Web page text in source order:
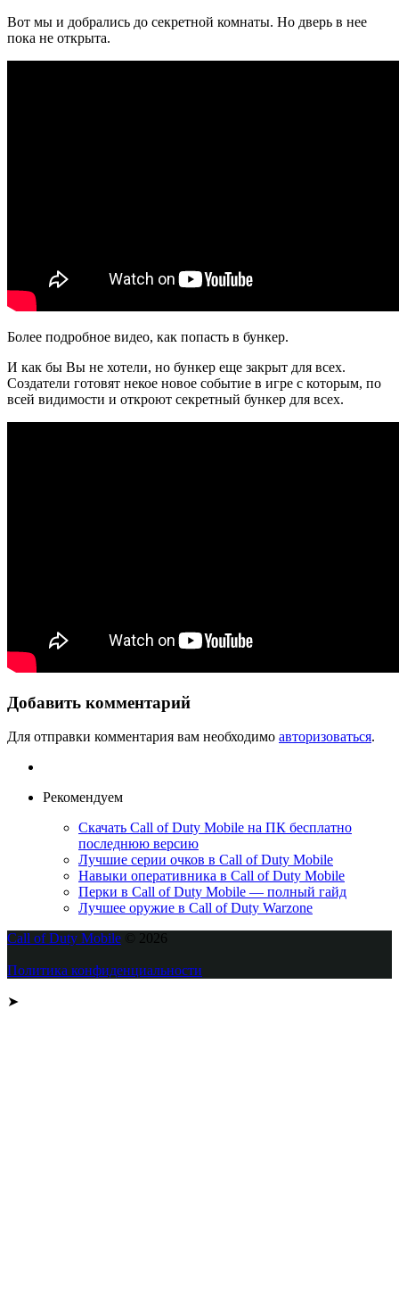
Вот мы и добрались до секретной комнаты. Но дверь в нее
пока не открыта.
Более подробное видео, как попасть в бункер.
И как бы Вы не хотели, но бункер еще закрыт для всех.
Создатели готовят некое новое событие в игре с которым, по
всей видимости и откроют секретный бункер для всех.
Добавить комментарий
Для отправки комментария вам необходимо авторизоваться.
Рекомендуем
Скачать Call of Duty Mobile на ПК бесплатно
последнюю версию
Лучшие серии очков в Call of Duty Mobile
Навыки оперативника в Call of Duty Mobile
Перки в Call of Duty Mobile — полный гайд
Лучшее оружие в Call of Duty Warzone
Call of Duty Mobile © 2026
Политика конфиденциальности
➤